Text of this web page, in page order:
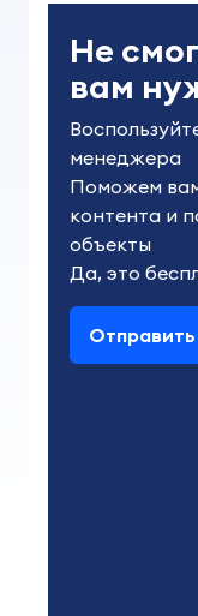
Не
вам
менеджера
Поможем
контента и
объекты
Да, это